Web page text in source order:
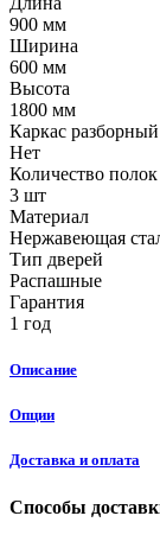
900 мм
Ширина
600 мм
Высота
1800 мм
Каркас разборный
Нет
Количество полок
3 шт
Материал
Нержавеющая
Тип дверей
Распашные
Гарантия
1 год
Описание
Опции
Доставка и оплата
Способы